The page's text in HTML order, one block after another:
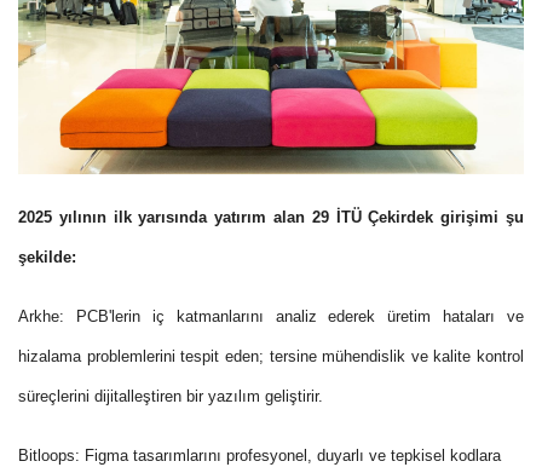
2025 yılının ilk yarısında yatırım alan 29 İTÜ Çekirdek girişimi şu
şekilde:
Arkhe: PCB'lerin iç katmanlarını analiz ederek üretim hataları ve
hizalama problemlerini tespit eden; tersine mühendislik ve kalite kontrol
süreçlerini dijitalleştiren bir yazılım geliştirir.
Bitloops: Figma tasarımlarını profesyonel, duyarlı ve tepkisel kodlara